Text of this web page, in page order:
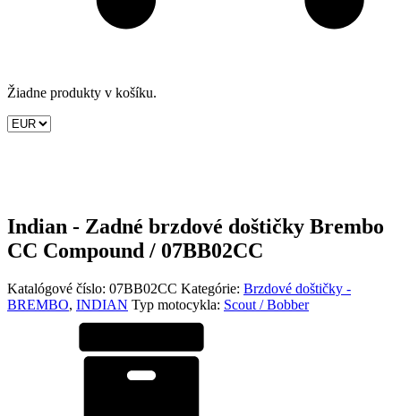
Žiadne produkty v košíku.
Indian - Zadné brzdové doštičky Brembo
CC Compound / 07BB02CC
Katalógové číslo: 07BB02CC Kategórie: Brzdové doštičky -
BREMBO, INDIAN Typ motocykla: Scout / Bobber